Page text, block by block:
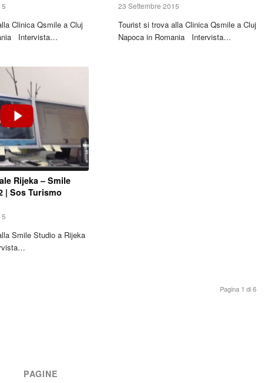
Clinica Qsmile a Cluj
Intervista…
23 Settembre 2015
Tourist si trova alla Clinica Qsmile a Cluj
Napoca in Romania Intervista…
Rijeka – Smile
| Sos Turismo
Smile Studio a Rijeka
Pagina 1 di 6
PAGINE